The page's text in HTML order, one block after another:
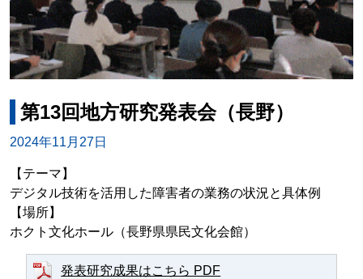
第13回地方研究発表会（長野）
2024年11月27日
【テーマ】
デジタル技術を活用した障害者の業務の状況と具体例
【場所】
ホクト文化ホール（長野県県民文化会館）
発表研究成果はこちら PDF